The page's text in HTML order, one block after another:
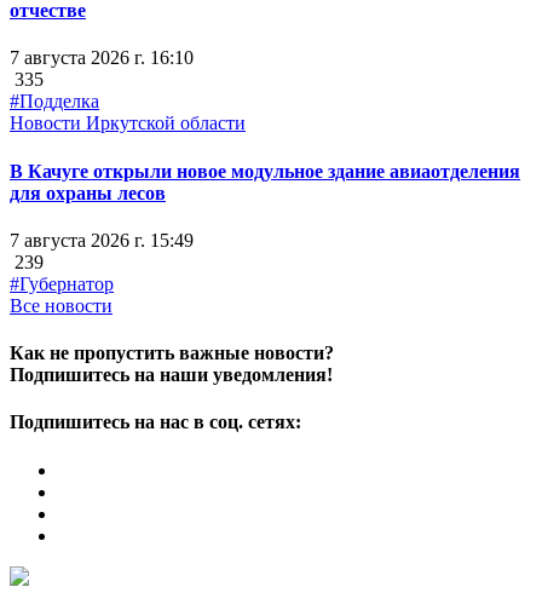
отчестве
7 августа 2026 г. 16:10
335
#Подделка
Новости Иркутской области
В Качуге открыли новое модульное здание авиаотделения
для охраны лесов
7 августа 2026 г. 15:49
239
#Губернатор
Все новости
Как не пропустить важные новости?
Подпишитесь на наши уведомления!
Подпишитесь на нас в соц. сетях: